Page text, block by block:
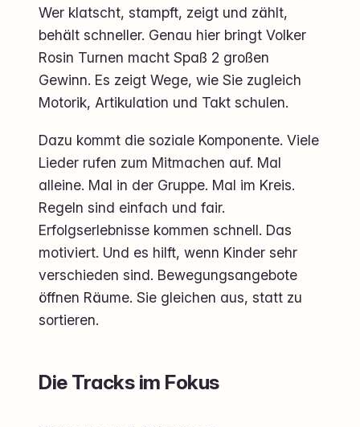
Wer klatscht, stampft, zeigt und zählt,
behält schneller. Genau hier bringt Volker
Rosin Turnen macht Spaß 2 großen
Gewinn. Es zeigt Wege, wie Sie zugleich
Motorik, Artikulation und Takt schulen.
Dazu kommt die soziale Komponente. Viele
Lieder rufen zum Mitmachen auf. Mal
alleine. Mal in der Gruppe. Mal im Kreis.
Regeln sind einfach und fair.
Erfolgserlebnisse kommen schnell. Das
motiviert. Und es hilft, wenn Kinder sehr
verschieden sind. Bewegungsangebote
öffnen Räume. Sie gleichen aus, statt zu
sortieren.
Die Tracks im Fokus